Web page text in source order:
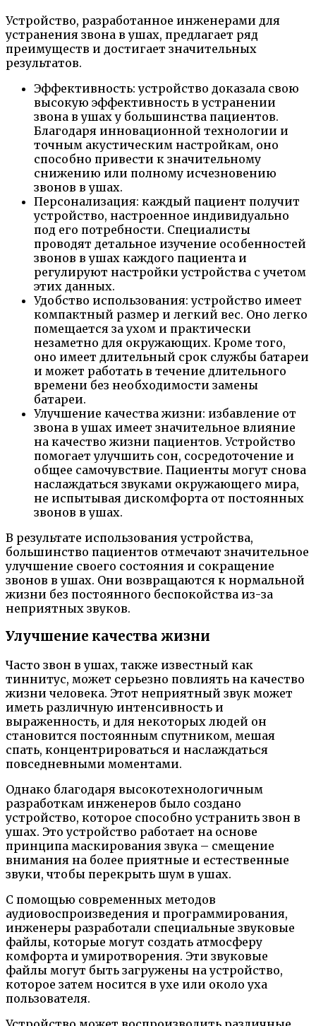
Устройство, разработанное инженерами для
устранения звона в ушах, предлагает ряд
преимуществ и достигает значительных
результатов.
Эффективность: устройство доказала свою
высокую эффективность в устранении
звона в ушах у большинства пациентов.
Благодаря инновационной технологии и
точным акустическим настройкам, оно
способно привести к значительному
снижению или полному исчезновению
звонов в ушах.
Персонализация: каждый пациент получит
устройство, настроенное индивидуально
под его потребности. Специалисты
проводят детальное изучение особенностей
звонов в ушах каждого пациента и
регулируют настройки устройства с учетом
этих данных.
Удобство использования: устройство имеет
компактный размер и легкий вес. Оно легко
помещается за ухом и практически
незаметно для окружающих. Кроме того,
оно имеет длительный срок службы батареи
и может работать в течение длительного
времени без необходимости замены
батареи.
Улучшение качества жизни: избавление от
звона в ушах имеет значительное влияние
на качество жизни пациентов. Устройство
помогает улучшить сон, сосредоточение и
общее самочувствие. Пациенты могут снова
наслаждаться звуками окружающего мира,
не испытывая дискомфорта от постоянных
звонов в ушах.
В результате использования устройства,
большинство пациентов отмечают значительное
улучшение своего состояния и сокращение
звонов в ушах. Они возвращаются к нормальной
жизни без постоянного беспокойства из-за
неприятных звуков.
Улучшение качества жизни
Часто звон в ушах, также известный как
тиннитус, может серьезно повлиять на качество
жизни человека. Этот неприятный звук может
иметь различную интенсивность и
выраженность, и для некоторых людей он
становится постоянным спутником, мешая
спать, концентрироваться и наслаждаться
повседневными моментами.
Однако благодаря высокотехнологичным
разработкам инженеров было создано
устройство, которое способно устранить звон в
ушах. Это устройство работает на основе
принципа маскирования звука – смещение
внимания на более приятные и естественные
звуки, чтобы перекрыть шум в ушах.
С помощью современных методов
аудиовоспроизведения и программирования,
инженеры разработали специальные звуковые
файлы, которые могут создать атмосферу
комфорта и умиротворения. Эти звуковые
файлы могут быть загружены на устройство,
которое затем носится в ухе или около уха
пользователя.